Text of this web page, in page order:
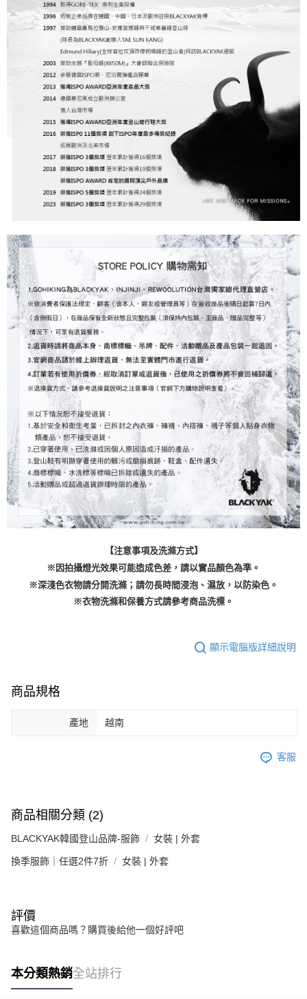
【注意事項及洗滌方式】
※因拍攝燈光效果可能造成色差，請以實品顏色為準。
※深淺色衣物請分開洗滌；請勿長時間浸泡、濕放，以防染色。
※衣物洗滌和保養方式請參考商品洗標。
顯示電腦版詳細說明
商品規格
產地 越南
客服
商品相關分類 (2)
BLACKYAK韓國登山品牌-服飾 女裝 | 外套
換季服飾｜任選2件7折 女裝 | 外套
評價
喜歡這個商品嗎？購買後給他一個好評吧
本分類熱銷全站排行